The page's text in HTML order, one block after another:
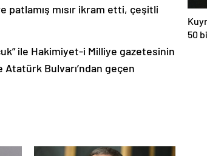
patlamış mısır ikram etti, çeşitli
ile Hakimiyet-i Milliye gazetesinin
Atatürk Bulvarı’ndan geçen
50